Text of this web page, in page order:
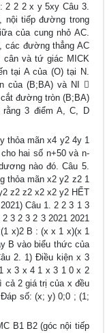
2 2 2 x y 5xy Câu 3.
nội tiếp đường trong
của cung nhỏ AC.
các đường thẳng AC
cân và tứ giác MICK
tại A của (O) tại N.
của (B;BA) và NI 
đường tròn (B;BA)
3 điểm A, C, D
thỏa mãn x4 y2 4y 1
hai số n+50 và n-
nào đó. Câu 5.
thỏa mãn x2 y2 z2 1
z2 z2 x2 x2 y2 HẾT
Câu 1. 2 2 3 1 3
3 2 3 2 3 2021 2021
x)2 B : (x x 1 x)(x 1
B vào biểu thức của
2. 1) Điều kiện x 3
x 3 x 4 1 x 3 1 0 x 2
cả 2 giá trị của x đều
số: (x; y) 0;0 ; (1;
B1 B2 (góc nội tiếp